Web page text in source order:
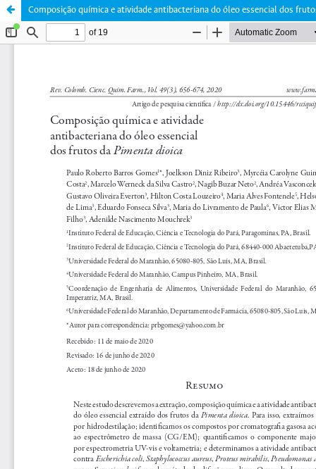
Composição química e atividade antibacteriana do óleo essencial dos